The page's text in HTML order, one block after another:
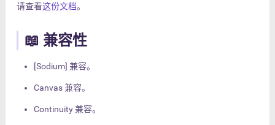
请查看这份文档。
📖 兼容性
[Sodium] 兼容。
Canvas 兼容。
Continuity 兼容。